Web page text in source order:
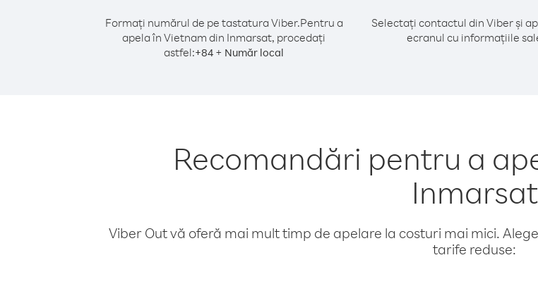
Formați numărul de pe tastatura Viber.Pentru a
apela în Vietnam din Inmarsat, procedați
astfel:+84 + Număr local
Selectați contactul din Viber și
ecranul cu informațiile
Recomandări pentru a
Inmarsat
Viber Out vă oferă mai mult timp de apelare la costuri mai mici.
tarife reduse: